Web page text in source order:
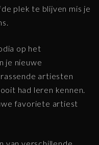
plek te blijven mis je
op het
je nieuwe
artiesten
had leren kennen.
favoriete artiest